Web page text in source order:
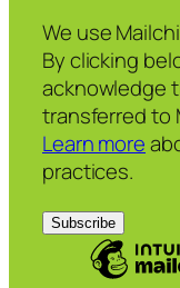
We use
By clicking
acknowledge
transferred to
Learn more
practices.